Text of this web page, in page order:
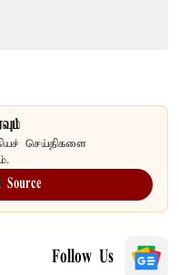
செய்திகளை
Source
Follow Us